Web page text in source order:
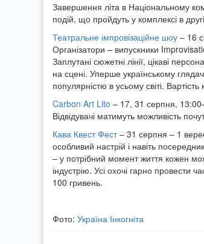
Завершення літа в Національному
подій, що пройдуть у комплексі в
Театральне імпровізаційне шоу – 16
Організатори – випускники
Заплутані сюжетні лінії, цікаві
на сцені. Уперше українському
популярністю в усьому світі.
Carbon Art Lito – 17, 31 серпня,
Відвідувачі матимуть можливість
Кава Квест Фест– 31 серпня – 1
особливий настрій і навіть
– у потрібний момент життя кожен
індустрію. Усі охочі гарно провести
100 гривень.
Фото: Україна Інкогніта